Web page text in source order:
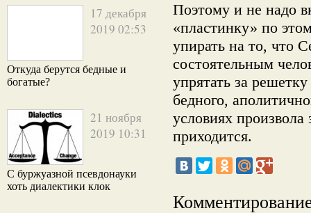
17 декабря
2019 02:53
Откуда берутся бедные и
богатые?
21 ноября
2019 10:31
С буржуазной псевдонауки
хоть диалектики клок
Поэтому и не надо
«пластинку» по
упирать на то, что
состоятельным
упрятать за
бедного,
условиях
приходится.